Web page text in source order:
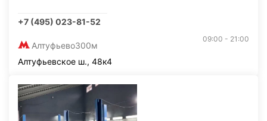
+7 (495) 023-81-52
Алтуфьево300м
09:00 - 21:00
Алтуфьевское ш., 48к4